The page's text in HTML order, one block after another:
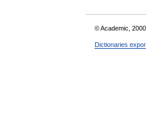
© Academic,
Dictionaries